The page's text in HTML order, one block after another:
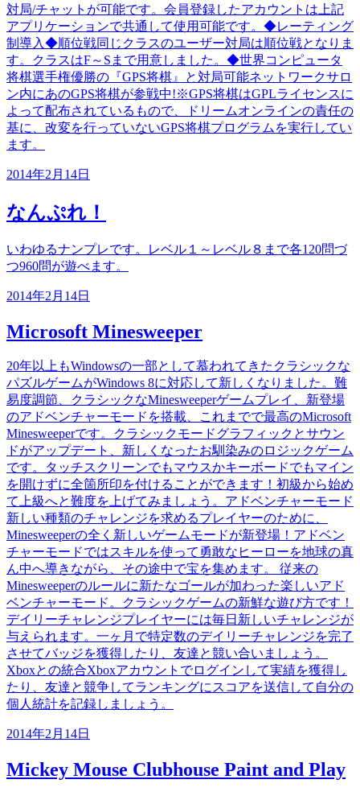
対局/チャットが可能です。会員登録したアカウントは上記
アプリケーションで共通して使用可能です。◆レーティング
制導入◆順位戦同じクラスのユーザー対局は順位戦となりま
す。クラスはF～Sまで用意しました。◆世界コンピュータ
将棋選手権優勝の『GPS将棋』と対局可能ネットワークサロ
ン内にあのGPS将棋が参戦中!※GPS将棋はGPLライセンスに
よって配布されているもので、ドリームオンラインの責任の
基に、改変を行っていないGPS将棋プログラムを実行してい
ます。
2014年2月14日
なんぷれ！
いわゆるナンプレです。レベル１～レベル８まで各120問づ
つ960問が遊べます。
2014年2月14日
Microsoft Minesweeper
20年以上もWindowsの一部として慕われてきたクラシックな
パズルゲームがWindows 8に対応して新しくなりました。難
易度調節、クラシックなMinesweeperゲームプレイ、新登場
のアドベンチャーモードを搭載、これまでで最高のMicrosoft
Minesweeperです。クラシックモードグラフィックとサウン
ドがアップデート、新しくなったお馴染みのロジックゲーム
です。タッチスクリーンでもマウスかキーボードでもマイン
を開けずに全箇所印を付けることができます！初級から始め
て上級へと難度を上げてみましょう。アドベンチャーモード
新しい種類のチャレンジを求めるプレイヤーのために、
Minesweeperの全く新しいゲームモードが新登場！アドベン
チャーモードではスキルを使って勇敢なヒーローを地球の真
ん中へ導きながら、その途中で宝を集めます。 従来の
Minesweeperのルールに新たなゴールが加わった楽しいアド
ベンチャーモード。クラシックゲームの新鮮な遊び方です！
デイリーチャレンジプレイヤーには毎日新しいチャレンジが
与えられます。一ヶ月で特定数のデイリーチャレンジを完了
させてバッジを獲得したり、友達と競い合いましょう。
Xboxとの統合Xboxアカウントでログインして実績を獲得し
たり、友達と競争してランキングにスコアを送信して自分の
個人統計を記録しましょう。
2014年2月14日
Mickey Mouse Clubhouse Paint and Play